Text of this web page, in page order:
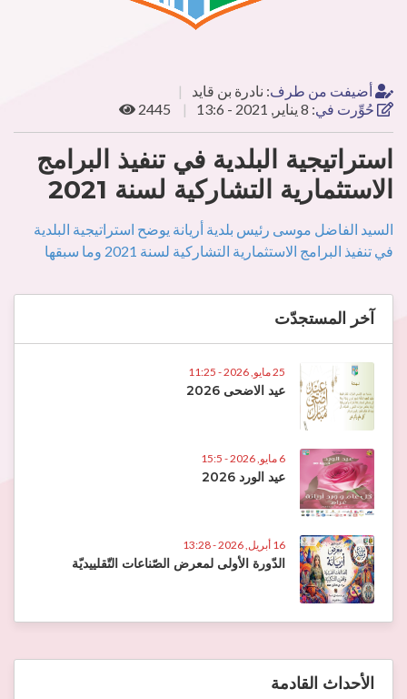
أضيفت من طرف: نادرة بن قايد
حُوِّرت في: 8 يناير, 2021 - 13:6 2445
استراتيجية البلدية في تنفيذ البرامج
الاستثمارية التشاركية لسنة 2021
السيد الفاضل موسى رئيس بلدية أريانة يوضح استراتيجية البلدية
في تنفيذ البرامج الاستثمارية التشاركية لسنة 2021 وما سبقها
آخر المستجدّت
25 مايو, 2026 - 11:25
عيد الاضحى 2026
6 مايو, 2026 - 15:5
عيد الورد 2026
16 أبريل, 2026 - 13:28
الدّورة الأولى لمعرض الصّناعات التّقلييديّة
الأحداث القادمة